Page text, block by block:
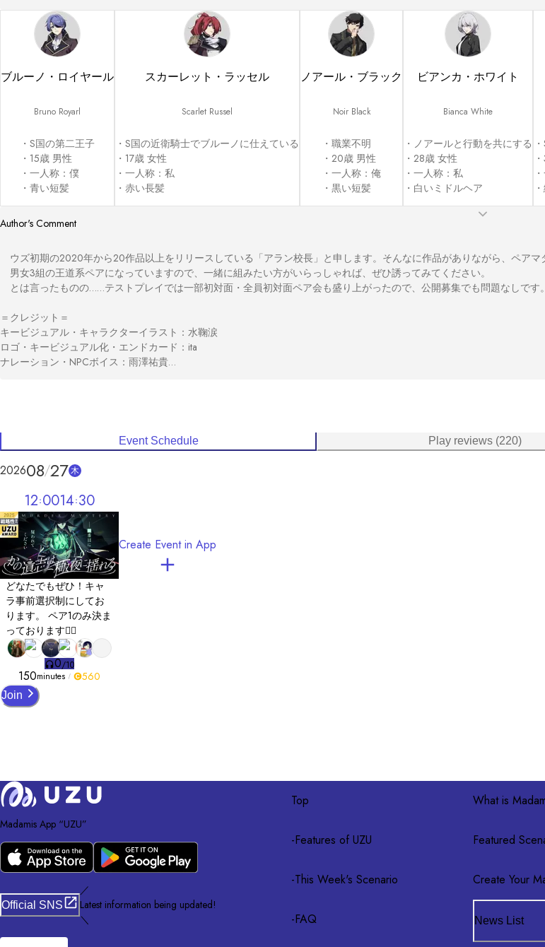
ブルーノ・ロイヤール
Bruno Royarl
・S国の第二王子
・15歳 男性
・一人称：僕
・青い短髪
スカーレット・ラッセル
Scarlet Russel
・S国の近衛騎士でブルーノに仕えている
・17歳 女性
・一人称：私
・赤い長髪
ノアール・ブラック
Noir Black
・職業不明
・20歳 男性
・一人称：俺
・黒い短髪
ビアンカ・ホワイト
Bianca White
・ノアールと行動を共にする
・28歳 女性
・一人称：私
・白いミドルヘア
Author's Comment
ウズ初期の2020年から20作品以上をリリースしている「アラン校長」と申します。そんなに作品がありながら、ペアマ
男女3組の王道系ペアになっていますので、一緒に組みたい方がいらっしゃれば、ぜひ誘ってみてください。
とは言ったものの……テストプレイでは一部初対面・全員初対面ペア会も盛り上がったので、公開募集でも問題なしです。
＝クレジット＝
キービジュアル・キャラクターイラスト：水鞠涙
ロゴ・キービジュアル化・エンドカード：ita
ナレーション・NPCボイス：雨澤祐貴
DOVA-SYNDROME
zukisuzuki BGM
なぐもりずの音楽室
効果音ラボ
Event Schedule Play reviews (220)
202608 27木
12 0014 30
どなたでもぜひ！キャ
ラ事前選択制にしてお
ります。 ペア1のみ決ま
っております🙇‍♀️
0/10
150minutes 560
Join
Create Event in App
Madamis App “UZU”
Official SNS
／
Latest information being updated!
＼
Top
-Features of UZU
-This Week's Scenario
-FAQ
What is
Featured
Create Your
News List